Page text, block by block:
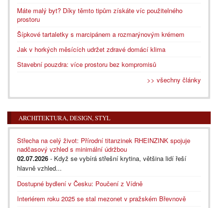
Máte malý byt? Díky těmto tipům získáte víc použitelného
prostoru
Šípkové tartaletky s marcipánem a rozmarýnovým krémem
Jak v horkých měsících udržet zdravé domácí klima
Stavební pouzdra: více prostoru bez kompromisů
>> všechny články
ARCHITEKTURA, DESIGN, STYL
Střecha na celý život: Přírodní titanzinek RHEINZINK spojuje
nadčasový vzhled s minimální údržbou
02.07.2026 - Když se vybírá střešní krytina, většina lidí řeší
hlavně vzhled...
Dostupné bydlení v Česku: Poučení z Vídně
Interiérem roku 2025 se stal mezonet v pražském Břevnově